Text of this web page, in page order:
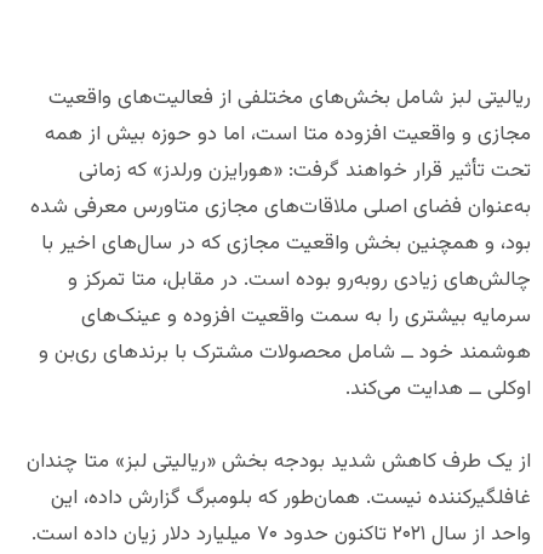
ریالیتی لبز شامل بخش‌های مختلفی از فعالیت‌های واقعیت
مجازی و واقعیت افزوده متا است، اما دو حوزه بیش از همه
تحت تأثیر قرار خواهند گرفت: «هورایزن ورلدز» که زمانی
به‌عنوان فضای اصلی ملاقات‌های مجازی متاورس معرفی شده
بود، و همچنین بخش واقعیت مجازی که در سال‌های اخیر با
چالش‌های زیادی روبه‌رو بوده است. در مقابل، متا تمرکز و
سرمایه بیشتری را به سمت واقعیت افزوده و عینک‌های
هوشمند خود ــ شامل محصولات مشترک با برندهای ری‌بن و
اوکلی ــ هدایت می‌کند.
از یک طرف کاهش شدید بودجه بخش «ریالیتی لبز» متا چندان
غافلگیرکننده نیست. همان‌طور که بلومبرگ گزارش داده، این
واحد از سال ۲۰۲۱ تاکنون حدود ۷۰ میلیارد دلار زیان داده است.